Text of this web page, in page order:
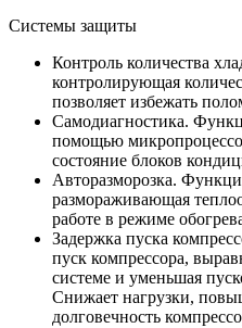
Системы защиты
Контроль количества
контролирующая
позволяет избежать
Самодиагностика.
помощью
состояние блоков
Авторазморозка.
размораживающая
работе в режиме
Задержка пуска
пуск компрессора,
системе и уменьшая
Снижает нагрузки,
долговечность